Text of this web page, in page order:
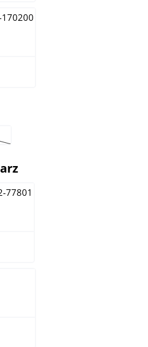
verfügbar.)
ist zurzeit nicht verfügbar.)
auswählen